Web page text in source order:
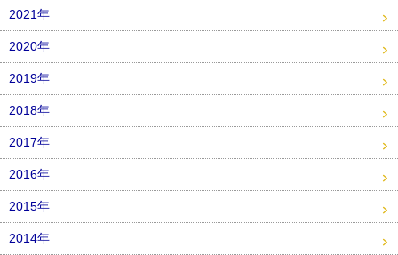
2021年
2020年
2019年
2018年
2017年
2016年
2015年
2014年